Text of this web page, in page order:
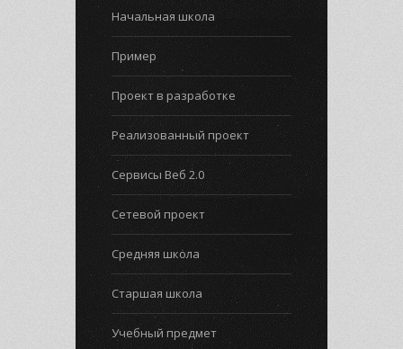
Начальная школа
Пример
Проект в разработке
Реализованный проект
Сервисы Веб 2.0
Сетевой проект
Средняя школа
Старшая школа
Учебный предмет